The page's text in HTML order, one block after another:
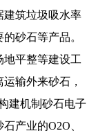
建筑垃圾吸水率
砂石等产品。
地平整等建设工
输外来砂石，
建机制砂石电子
产业的O2O、